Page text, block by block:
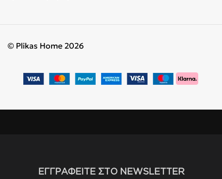
© Plikas Home 2026
ΕΓΓΡΑΦΕΙΤΕ ΣΤΟ NEWSLETTER